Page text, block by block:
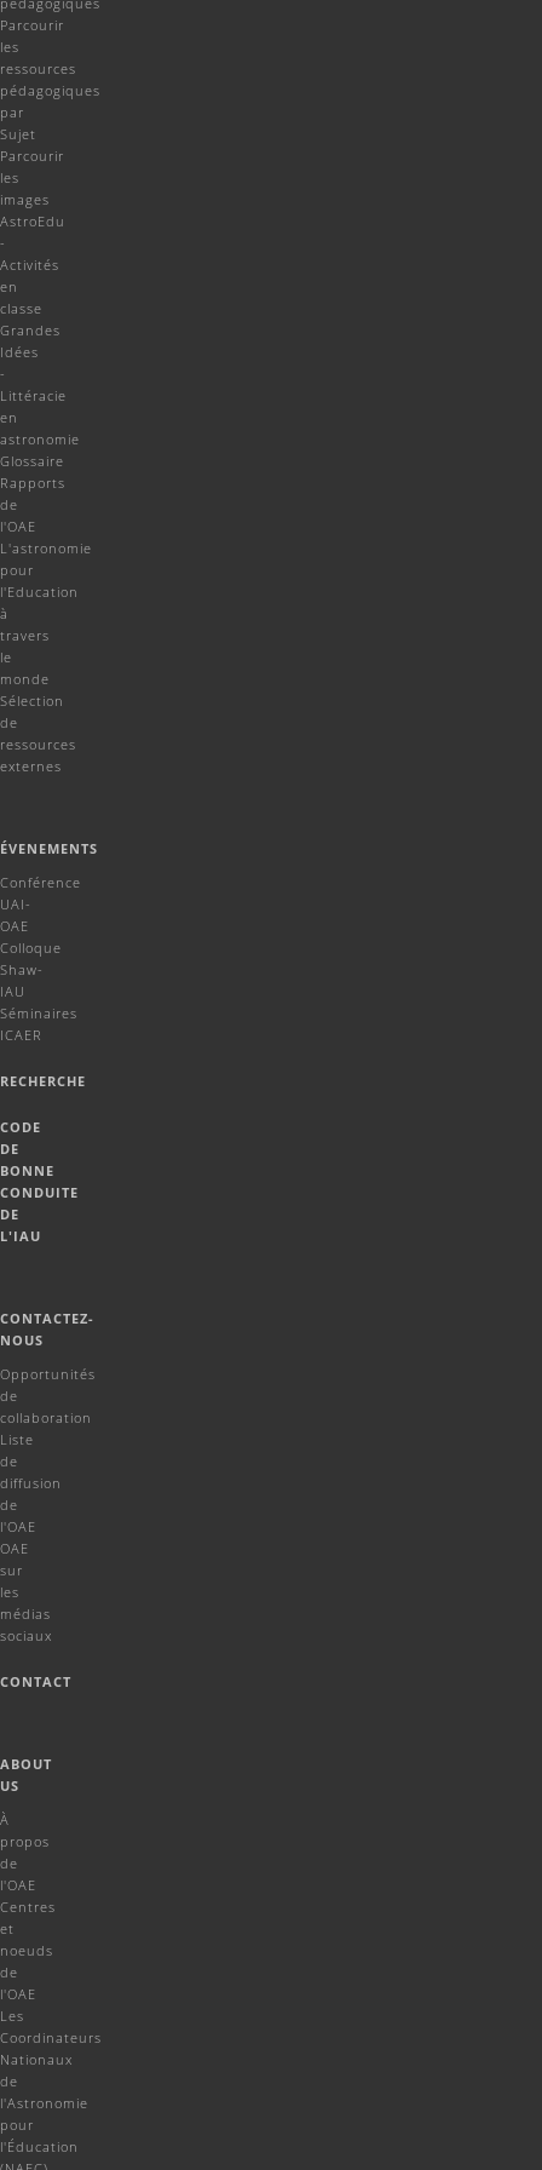
Parcourir
les
ressources
pédagogiques
par
Sujet
Parcourir
les
images
AstroEdu
-
Activités
en
classe
Grandes
Idées
-
Littéracie
en
astronomie
Glossaire
Rapports
de
l'OAE
L'astronomie
pour
l'Education
à
travers
le
monde
Sélection
de
ressources
externes
ÉVENEMENTS
Conférence
UAI-
OAE
Colloque
Shaw-
IAU
Séminaires
ICAER
RECHERCHE
CODE
DE
BONNE
CONDUITE
DE
L'IAU
CONTACTEZ-
NOUS
Opportunités
de
collaboration
Liste
de
diffusion
de
l'OAE
OAE
sur
les
médias
sociaux
CONTACT
ABOUT
US
À
propos
de
l'OAE
Centres
et
noeuds
de
l'OAE
Les
Coordinateurs
Nationaux
de
l'Astronomie
pour
l'Éducation